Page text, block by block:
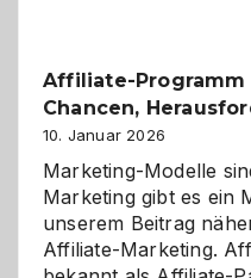
Affiliate-Programm
Chancen,
10. Januar 2026
Marketing-Modelle
Marketing gibt es ein
unserem Beitrag
Affiliate-Marketing.